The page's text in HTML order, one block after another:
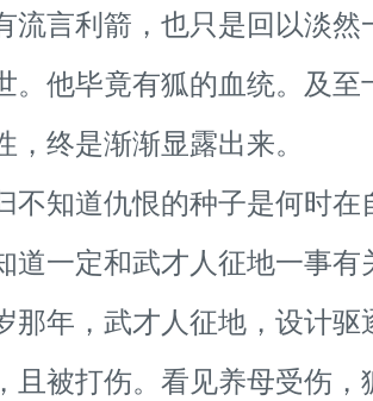
流言利箭，也只是回以淡
。他毕竟有狐的血统。及
，终是渐渐显露出来。
知道仇恨的种子是何时在
道一定和武才人征地一事有
年，武才人征地，设计驱
且被打伤。看见养母受伤